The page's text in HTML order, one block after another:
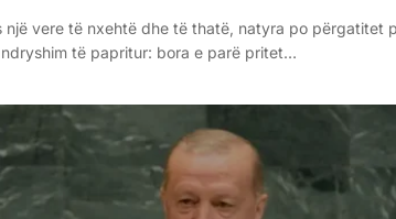
një vere të nxehtë dhe të thatë, natyra po përgatitet
ndryshim të papritur: bora e parë pritet…